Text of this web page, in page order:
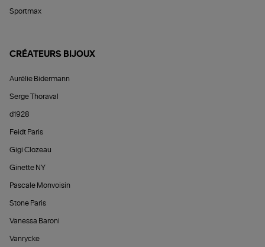
Sportmax
CRÉATEURS BIJOUX
Aurélie Bidermann
Serge Thoraval
d1928
Feidt Paris
Gigi Clozeau
Ginette NY
Pascale Monvoisin
Stone Paris
Vanessa Baroni
Vanrycke